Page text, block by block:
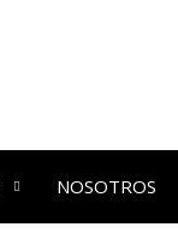
NOSOTROS